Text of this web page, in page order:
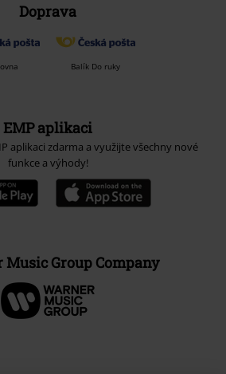
Doprava
Balík Do ruky
EMP aplikaci
aplikaci zdarma a využijte všechny nové
funkce a výhody!
Music Group Company